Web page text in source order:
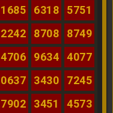
1685 6318
5751
2242 8708
8749
4706 9634
4077
0637 3430
7245
7902 3451
4573